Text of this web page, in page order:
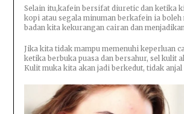
Selain itu,kafein bersifat diuretic dan ketika
kopi atau segala minuman berkafein ia boleh
badan kita kekurangan cairan dan
Jika kita tidak mampu memenuhi keperluan
ketika berbuka puasa dan bersahur, sel kulit
Kulit muka kita akan jadi berkedut, tidak